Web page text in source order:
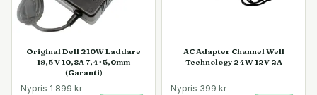
Original Dell 210W Laddare
19,5 V 10,8A 7,4×5,0mm
(Garanti)
Nypris 1 899kr
AC Adapter Channel Well
Technology 24W 12V 2A
Nypris 399kr